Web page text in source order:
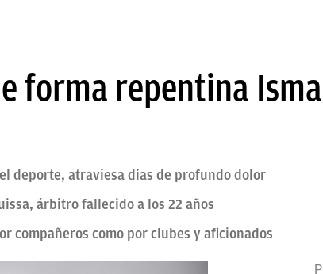
forma repentina
deporte, atraviesa días de profundo dolor
árbitro fallecido a los 22 años
compañeros como por clubes y aficionados